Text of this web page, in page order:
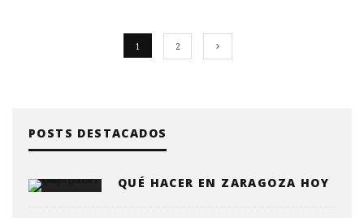
1 2
POSTS DESTACADOS
QUÉ HACER EN ZARAGOZA HOY